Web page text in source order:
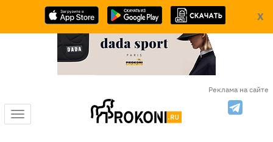
X
Реклама на сайте
Меню